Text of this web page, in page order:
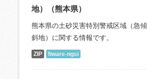
地）（熊本県）
熊本県の土砂災害特別警戒区域（急傾
斜地）に関する情報です。
ZIP fiware-ngsi